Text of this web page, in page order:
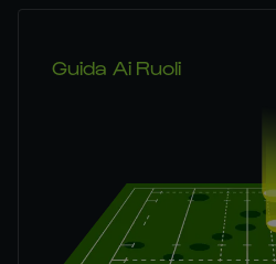
Guida Ai Ruoli